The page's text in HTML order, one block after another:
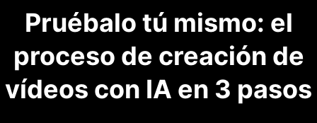
Pruébalo tú mismo: el
proceso de creación de
vídeos con IA en 3 pasos